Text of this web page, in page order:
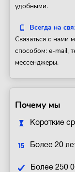
удобными.
Всегда на
Связаться с
способом: e-mail,
мессенджеры.
Почему мы
Короткие
Более 20
Более 250